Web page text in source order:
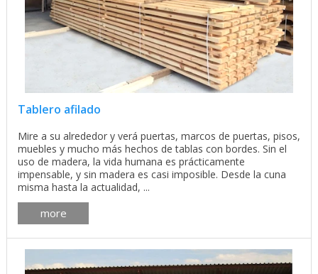
Tablero afilado
Mire a su alrededor y verá puertas, marcos de puertas, pisos,
muebles y mucho más hechos de tablas con bordes. Sin el
uso de madera, la vida humana es prácticamente
impensable, y sin madera es casi imposible. Desde la cuna
misma hasta la actualidad, ...
more